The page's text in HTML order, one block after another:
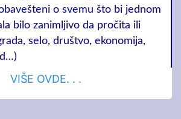
o svemu što bi jednom
bilo zanimljivo da pročita ili
selo, društvo, ekonomija,
VIŠE OVDE. . .